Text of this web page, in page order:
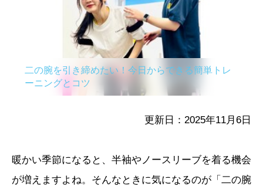
二の腕を引き締めたい！今日からできる簡単トレ
ーニングとコツ
更新日：2025年11月6日
暖かい季節になると、半袖やノースリーブを着る機会
が増えますよね。そんなときに気になるのが「二の腕